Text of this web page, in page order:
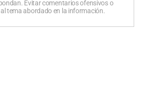
Evitar comentarios ofensivos o
tema abordado en la información.